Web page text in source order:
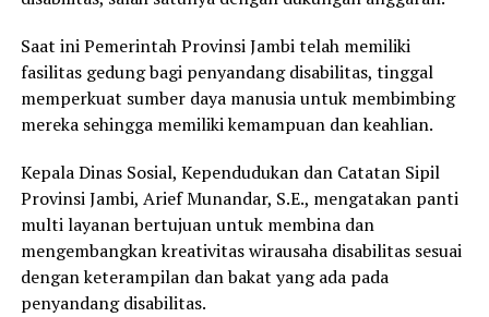
Saat ini Pemerintah Provinsi Jambi telah memiliki
fasilitas gedung bagi penyandang disabilitas, tinggal
memperkuat sumber daya manusia untuk membimbing
mereka sehingga memiliki kemampuan dan keahlian.
Kepala Dinas Sosial, Kependudukan dan Catatan Sipil
Provinsi Jambi, Arief Munandar, S.E., mengatakan panti
multi layanan bertujuan untuk membina dan
mengembangkan kreativitas wirausaha disabilitas sesuai
dengan keterampilan dan bakat yang ada pada
penyandang disabilitas.